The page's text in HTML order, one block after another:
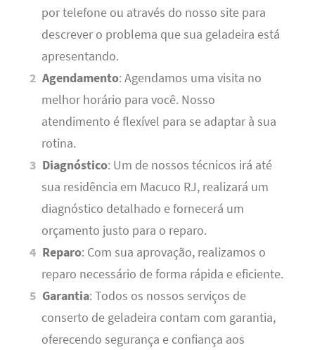
por telefone ou através do nosso site para
descrever o problema que sua geladeira está
apresentando.
Agendamento: Agendamos uma visita no
melhor horário para você. Nosso
atendimento é flexível para se adaptar à sua
rotina.
Diagnóstico: Um de nossos técnicos irá até
sua residência em Macuco RJ, realizará um
diagnóstico detalhado e fornecerá um
orçamento justo para o reparo.
Reparo: Com sua aprovação, realizamos o
reparo necessário de forma rápida e eficiente.
Garantia: Todos os nossos serviços de
conserto de geladeira contam com garantia,
oferecendo segurança e confiança aos